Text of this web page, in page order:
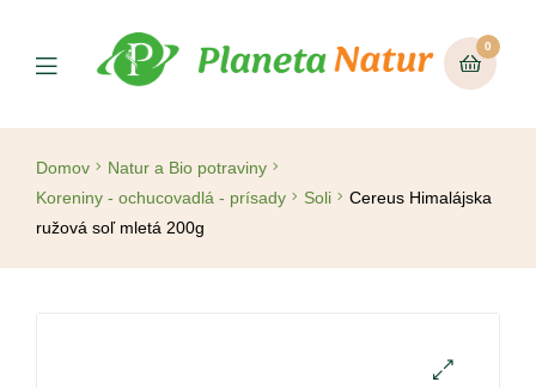
0
Domov
Natur a Bio potraviny
Koreniny - ochucovadlá - prísady
Soli
Cereus Himalájska
ružová soľ mletá 200g